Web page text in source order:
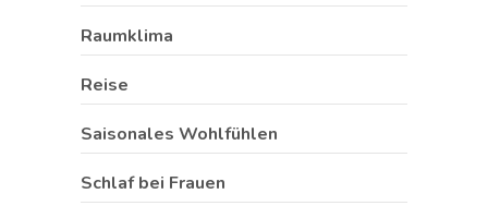
Raumklima
Reise
Saisonales Wohlfühlen
Schlaf bei Frauen